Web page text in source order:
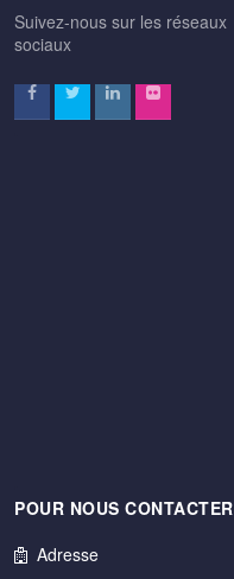
Suivez-nous sur les réseaux
sociaux
POUR NOUS CONTACTER
Adresse